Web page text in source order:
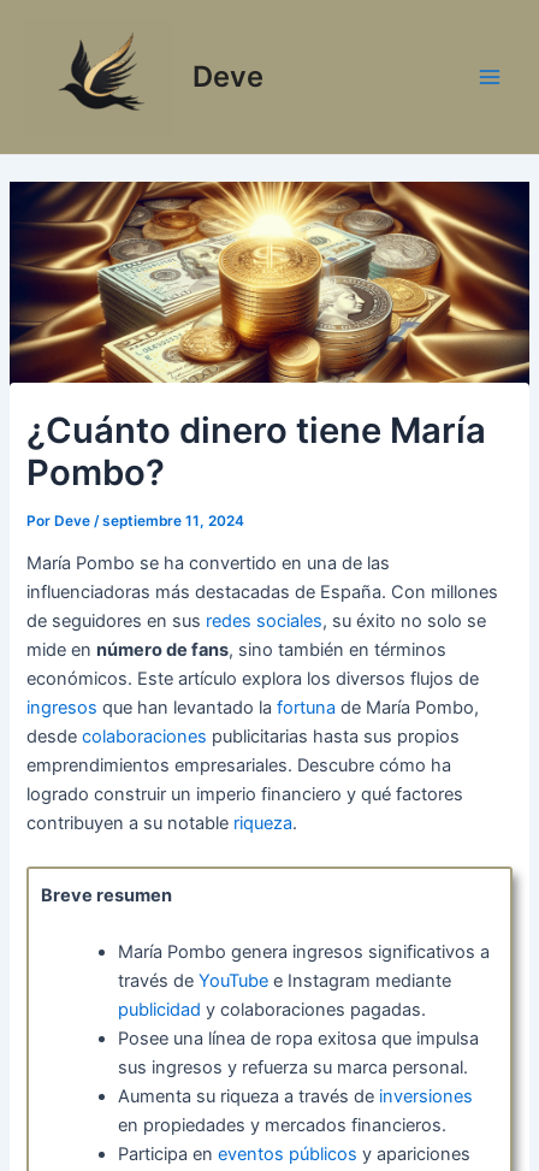
contenido
Deve
¿Cuánto dinero tiene María
Pombo?
PorDeve/septiembre 11, 2024
María Pombo se ha convertido en una de las
influenciadoras más destacadas de España. Con millones
de seguidores en sus redes sociales, su éxito no solo se
mide ennúmero de fans, sino también en términos
económicos. Este artículo explora los diversos flujos de
ingresos que han levantado lafortuna de María Pombo,
desdecolaboraciones publicitarias hasta sus propios
emprendimientos empresariales. Descubre cómo ha
logrado construir un imperio financiero y qué factores
contribuyen a su notable riqueza.
Breve resumen
María Pombo genera ingresos significativos a
través deYouTube e Instagram mediante
publicidad y colaboraciones pagadas.
Posee una línea de ropa exitosa que impulsa
sus ingresos y refuerza su marca personal.
Aumenta su riqueza a través de inversiones
en propiedades y mercados financieros.
Participa eneventos públicos y apariciones